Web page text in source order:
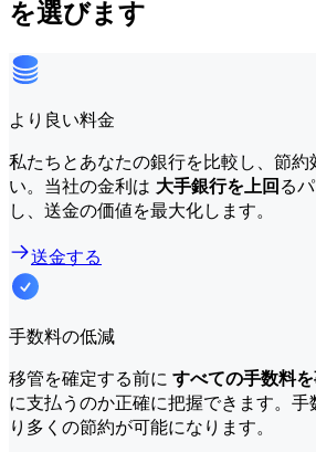
を選びます
より良い料金
私たちとあなたの銀行を比較し、節約
い。当社の金利は 大手銀行を上回る
し、送金の価値を最大化します。
送金する
手数料の低減
移管を確定する前に すべての手数料
に支払うのか正確に把握できます。手
り多くの節約が可能になります。